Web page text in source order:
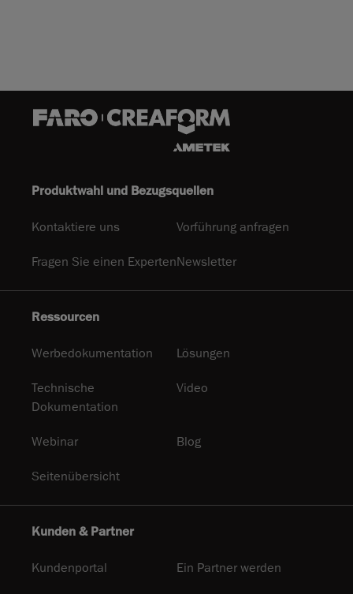
Produktwahl und Bezugsquellen
Kontaktiere uns Vorführung anfragen
Fragen Sie einen ExpertenNewsletter
Ressourcen
Werbedokumentation Lösungen
Technische
Dokumentation
Video
Webinar Blog
Seitenübersicht
Kunden & Partner
Kundenportal Ein Partner werden